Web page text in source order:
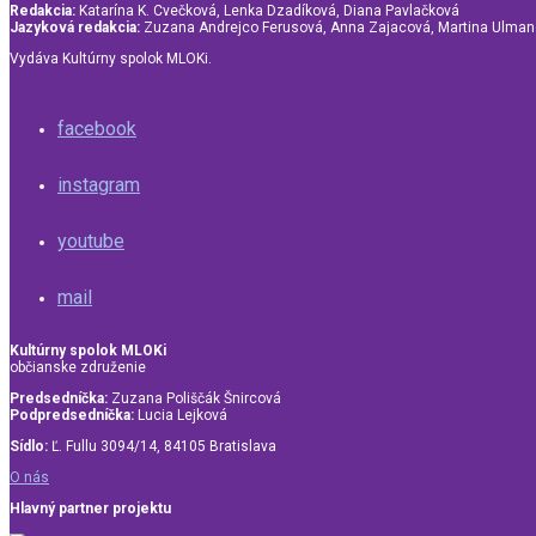
Redakcia: Katarína K. Cvečková, Lenka Dzadíková, Diana Pavlačková
Jazyková redakcia: Zuzana Andrejco Ferusová, Anna Zajacová, Martina
Vydáva Kultúrny spolok MLOKi.
facebook
instagram
youtube
mail
Kultúrny spolok MLOKi
občianske združenie
Predsedníčka: Zuzana Poliščák Šnircová
Podpredsedníčka: Lucia Lejková
Sídlo: Ľ. Fullu 3094/14, 84105 Bratislava
O nás
Hlavný partner projektu